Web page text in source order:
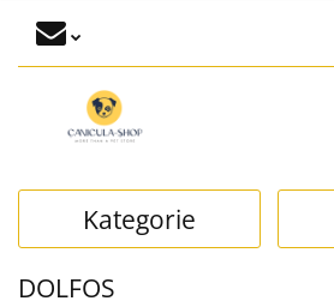
Kategorie
DOLFOS